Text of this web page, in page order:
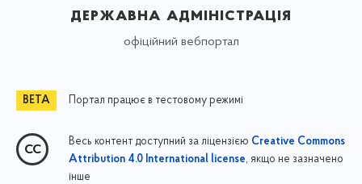
державна адміністрація
офіційний вебпортал
Портал працює в тестовому режимі
Весь контент доступний за ліцензією Creative Commons
Attribution 4.0 International license, якщо не зазначено
інше